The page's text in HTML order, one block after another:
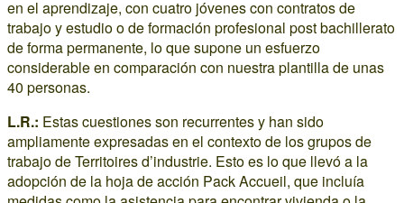
en el aprendizaje, con cuatro jóvenes con contratos de
trabajo y estudio o de formación profesional post bachillerato
de forma permanente, lo que supone un esfuerzo
considerable en comparación con nuestra plantilla de unas
40 personas.
L.R.: Estas cuestiones son recurrentes y han sido
ampliamente expresadas en el contexto de los grupos de
trabajo de Territoires d’industrie. Esto es lo que llevó a la
adopción de la hoja de acción Pack Accueil, que incluía